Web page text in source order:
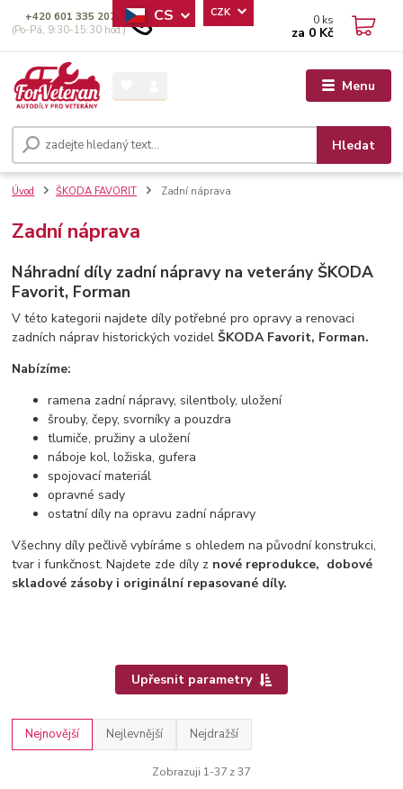
Menu
CS CZK
Hledat
+420 601 335 207
(Po-Pá, 9:30-15:30 hod.)
0 ks
za 0 Kč
Úvod ŠKODA FAVORIT Zadní náprava
Zadní náprava
Náhradní díly zadní nápravy na veterány ŠKODA
Favorit, Forman
V této kategorii najdete díly potřebné pro opravy a renovaci
zadních náprav historických vozidelŠKODA Favorit, Forman.
Nabízíme:
ramena zadní nápravy, silentboly, uložení
šrouby, čepy, svorníky a pouzdra
tlumiče, pružiny a uložení
náboje kol, ložiska, gufera
spojovací materiál
opravné sady
ostatní díly na opravu zadní nápravy
Všechny díly pečlivě vybíráme s ohledem na původní konstrukci,
tvar i funkčnost. Najdete zde díly z nové reprodukce, dobové
skladové zásoby i originální repasované díly.
Upřesnit parametry
Nejnovější Nejlevnější Nejdražší
Zobrazuji 1-37 z 37